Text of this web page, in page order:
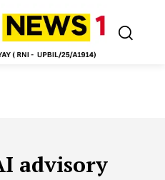
advisory